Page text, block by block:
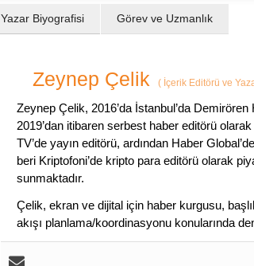
Yazar Biyografisi Görev ve Uzmanlık
Zeynep Çelik ( İçerik Editörü ve
Zeynep Çelik, 2016’da İstanbul’da
2019’dan itibaren serbest haber editörü
TV’de yayın editörü, ardından Haber
beri Kriptofoni’de kripto para editörü olarak
sunmaktadır.
Çelik, ekran ve dijital için haber kurgusu,
akışı planlama/koordinasyonu konularında